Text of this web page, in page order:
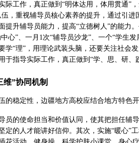
际工作，真正做到“明体达用，体用贯通”
，重视辅导员核心素养的提升，通过引
提升辅导员能力，提高“立德树人”的能力
心”、一月1次“辅导员沙龙”、一个“学生
学“理”，用理论武装头脑，还要关注社会
于指导实际工作，真正做到“学、思、研、
维”协同机制
的稳定性，边疆地方高校应结合地方特色
员的使命担当和价值认同，使其把担任辅
定的人才能讲好信仰。其次，实施“暖心”